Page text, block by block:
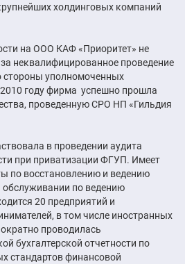
холдинговых компаний
на ООО КАФ «Приоритет» не
неквалифицированное проведение
стороны уполномоченных
году фирма успешно прошла
проведенную СРО НП «Гильдия
в проведении аудита
при приватизации ФГУП. Имеет
по восстановлению и ведению
обслуживании по ведению
20 предприятий и
в том числе иностранных
проводилась
бухгалтерской отчетности по
стандартов финансовой